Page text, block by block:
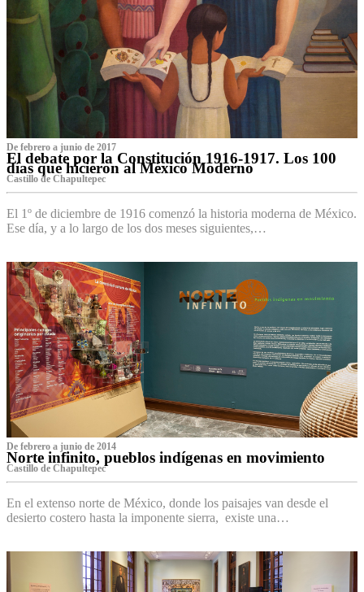
De febrero a junio de 2017
El debate por la Constitución 1916-1917. Los 100
días que hicieron al México Moderno
Castillo de Chapultepec
El 1º de diciembre de 1916 comenzó la historia moderna de México.
Ese día, y a lo largo de los dos meses siguientes,…
De febrero a junio de 2014
Norte infinito, pueblos indígenas en movimiento
Castillo de Chapultepec
En el extenso norte de México, donde los paisajes van desde el
desierto costero hasta la imponente sierra, existe una…